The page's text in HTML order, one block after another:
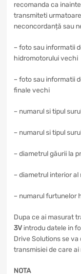
recomanda ca
transmiteti
neconcordanță sau
– foto sau informatii
hidromotorului vechi
– foto sau informatii
finale vechi
– numarul si tipul
– numarul si tipul
– diametrul găurii la
– diametrul interior al
– numarul furtunelor
Dupa ce ai masurat
3V introdu datele in
Drive Solutions se
transmisiei de care ai
NOTA